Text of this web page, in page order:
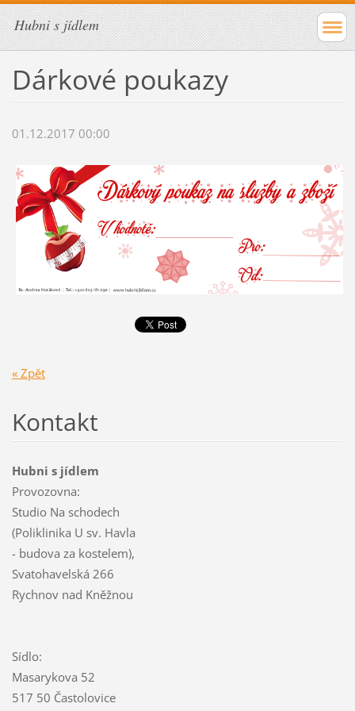
Hubni s jídlem
Dárkové poukazy
01.12.2017 00:00
« Zpět
Kontakt
Hubni s jídlem
Provozovna:
Studio Na schodech
(Poliklinika U sv. Havla
- budova za kostelem),
Svatohavelská 266
Rychnov nad Kněžnou
Sídlo:
Masarykova 52
517 50 Častolovice